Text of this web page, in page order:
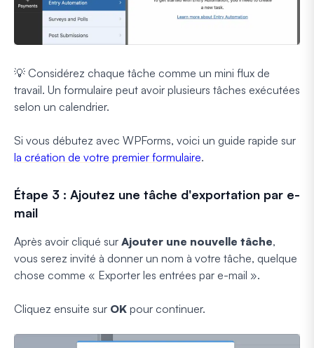
💡 Considérez chaque tâche comme un mini flux de
travail. Un formulaire peut avoir plusieurs tâches exécutées
selon un calendrier.
Si vous débutez avec WPForms, voici un guide rapide sur
la création de votre premier formulaire.
Étape 3 : Ajoutez une tâche d'exportation par e-
mail
Après avoir cliqué sur Ajouter une nouvelle tâche,
vous serez invité à donner un nom à votre tâche, quelque
chose comme « Exporter les entrées par e-mail ».
Cliquez ensuite sur OK pour continuer.